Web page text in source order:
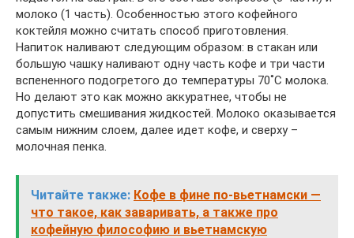
молоко (1 часть). Особенностью этого кофейного
коктейля можно считать способ приготовления.
Напиток наливают следующим образом: в стакан или
большую чашку наливают одну часть кофе и три части
вспененного подогретого до температуры 70˚С молока.
Но делают это как можно аккуратнее, чтобы не
допустить смешивания жидкостей. Молоко оказывается
самым нижним слоем, далее идет кофе, и сверху –
молочная пенка.
Читайте также: Кофе в фине по-вьетнамски —
что такое, как заваривать, а также про
кофейную философию и вьетнамскую